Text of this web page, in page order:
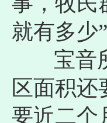
就有多少”
宝音所
区面积
要近二个